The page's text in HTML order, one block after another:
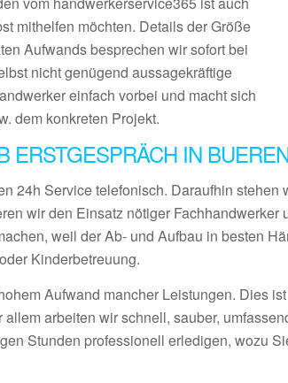
mithelfen möchten. Details der Größe
Aufwands besprechen wir sofort bei
nicht genügend aussagekräftige
einfach vorbei und macht sich
dem konkreten Projekt.
ERSTGESPRÄCH IN
24h Service telefonisch. Daraufhin
wir den Einsatz nötiger
weil der Ab- und Aufbau in besten
Kinderbetreuung.
Aufwand mancher Leistungen. Dies
arbeiten wir schnell, sauber,
Stunden professionell erledigen, wozu